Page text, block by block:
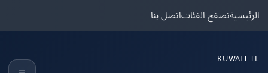
تصفح الفئاتاتصل بنا